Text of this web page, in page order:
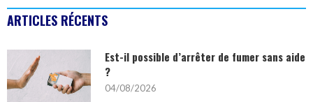
ARTICLES RÉCENTS
Est-il possible d’arrêter de fumer sans aide
?
04/08/2026